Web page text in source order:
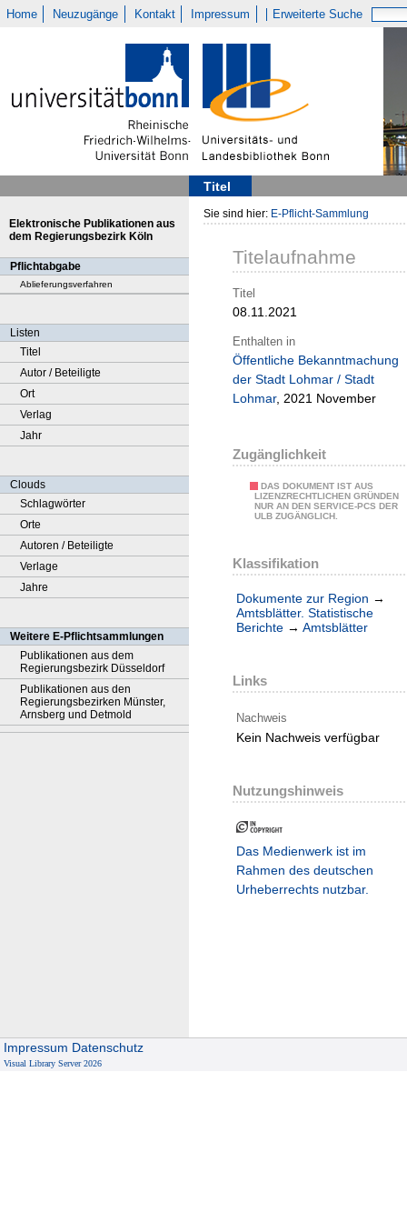
Home Neuzugänge Kontakt Impressum Erweiterte Suche
Titel
Elektronische Publikationen aus
dem Regierungsbezirk Köln
Pflichtabgabe
Ablieferungsverfahren
Listen
Titel
Autor / Beteiligte
Ort
Verlag
Jahr
Clouds
Schlagwörter
Orte
Autoren / Beteiligte
Verlage
Jahre
Weitere E-Pflichtsammlungen
Publikationen aus dem
Regierungsbezirk Düsseldorf
Publikationen aus den
Regierungsbezirken Münster,
Arnsberg und Detmold
Sie sind hier: E-Pflicht-Sammlung
Titelaufnahme
Titel
08.11.2021
Enthalten in
Öffentliche Bekanntmachung
der Stadt Lohmar / Stadt
Lohmar, 2021 November
Zugänglichkeit
DAS DOKUMENT IST AUS
LIZENZRECHTLICHEN GRÜNDEN
NUR AN DEN SERVICE-PCS DER
ULB ZUGÄNGLICH.
Klassifikation
Dokumente zur Region →
Amtsblätter. Statistische
Berichte → Amtsblätter
Links
Nachweis
Kein Nachweis verfügbar
Nutzungshinweis
Das Medienwerk ist im
Rahmen des deutschen
Urheberrechts nutzbar.
Impressum Datenschutz
Visual Library Server 2026